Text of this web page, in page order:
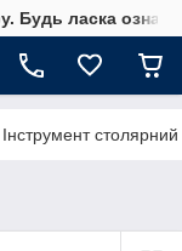
Будь ласка
Інструмент столярний